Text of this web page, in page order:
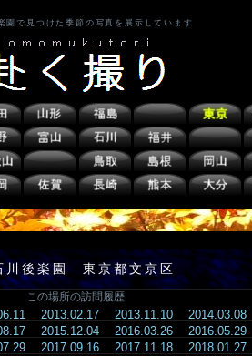
園で見つけた季節の写真を展示しています
川後楽園 東京都文京区
この場所の訪問履歴
2013.02.17 2013.11.10 2014.03.08
2015.12.04 2016.03.26 2016.05.29
2017.09.16 2017.11.18 2018.01.27